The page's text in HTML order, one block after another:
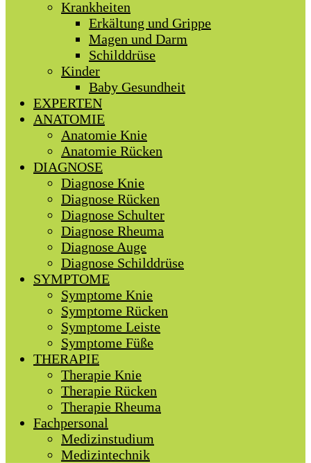
Krankheiten
Erkältung und Grippe
Magen und Darm
Schilddrüse
Kinder
Baby Gesundheit
EXPERTEN
ANATOMIE
Anatomie Knie
Anatomie Rücken
DIAGNOSE
Diagnose Knie
Diagnose Rücken
Diagnose Schulter
Diagnose Rheuma
Diagnose Auge
Diagnose Schilddrüse
SYMPTOME
Symptome Knie
Symptome Rücken
Symptome Leiste
Symptome Füße
THERAPIE
Therapie Knie
Therapie Rücken
Therapie Rheuma
Fachpersonal
Medizinstudium
Medizintechnik